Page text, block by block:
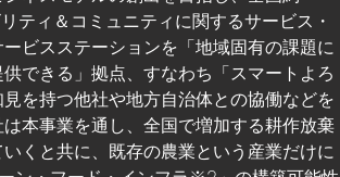
ティ＆コミュニティに関するサービス・
ビスステーションを「地域固有の課題に
できる」拠点、すなわち「スマートよろ
を持つ他社や地方自治体との協働などを
本事業を通し、全国で増加する耕作放棄
くと共に、既存の農業という産業だけに